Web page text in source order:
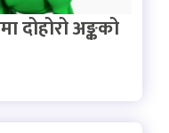
दोहोरो अङ्कको